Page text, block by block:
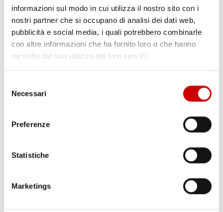
informazioni sul modo in cui utilizza il nostro sito con i
nostri partner che si occupano di analisi dei dati web,
pubblicità e social media, i quali potrebbero combinarle
con altre informazioni che ha fornito loro o che hanno
raccolto dal suo utilizzo dei loro servizi.
delNecessari
Preferenze
Statistiche
Marketings
DERUBATO MENTRE CAMBIA LA RUOTA BUCATA
NELL’AVELLINESE
22 Febbraio 2018